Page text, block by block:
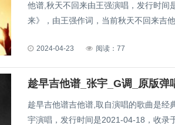
他谱,秋天不回来由王强演唱，发行时间
来》，由王强作词，当前秋天不回来吉
2024-04-23 阅读：77
趁早吉他谱_张宇_G调_原版弹
趁早吉他谱吉他谱,取自演唱的歌曲是经
宇演唱，发行时间是2021-04-18，收录